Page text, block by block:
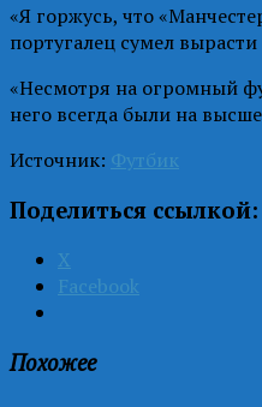
«Я горжусь, что
португалец сумел
«Несмотря на огромный
него всегда были на
Источник: Футбик
Поделиться ссылкой:
X
Facebook
Похожее